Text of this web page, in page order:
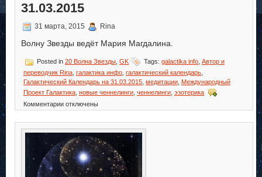
31.03.2015
31 марта, 2015 Rina
Волну Звезды ведёт Мария Магдалина.
Posted in 20 Волна Звезды GK Tags: galactika info Автор и
переводчик Rina галактика инфо галактический календарь
Галактический Календарь на 31.03.2015 медитации Международный
Проект Галактика новые ченнелинги ченнелинги эзотерика
Комментариик
записи
Галактический
Календарь
на
31.03.2015
отключены